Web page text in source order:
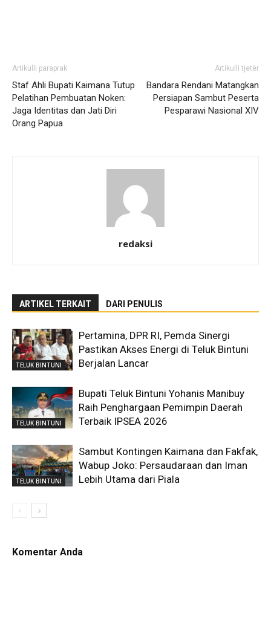
Artikulli paraprak
Staf Ahli Bupati Kaimana Tutup
Pelatihan Pembuatan Noken:
Jaga Identitas dan Jati Diri
Orang Papua
Artikulli tjetër
Bandara Rendani Matangkan
Persiapan Sambut Peserta
Pesparawi Nasional XIV
redaksi
ARTIKEL TERKAIT DARI PENULIS
TELUK BINTUNI
Pertamina, DPR RI, Pemda Sinergi
Pastikan Akses Energi di Teluk Bintuni
Berjalan Lancar
TELUK BINTUNI
Bupati Teluk Bintuni Yohanis Manibuy
Raih Penghargaan Pemimpin Daerah
Terbaik IPSEA 2026
TELUK BINTUNI
Sambut Kontingen Kaimana dan Fakfak,
Wabup Joko: Persaudaraan dan Iman
Lebih Utama dari Piala
Komentar Anda